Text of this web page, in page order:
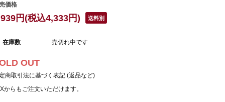
価格
円(税込4,333円) 送料別
在庫数 売切れ中です
OUT
商取引法に基づく表記 (返品など)
からもご注文いただけます。